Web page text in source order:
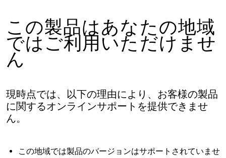
この製品はあなたの地域
ではご利用いただけませ
ん
現時点では、以下の理由により、お客様の製品
に関するオンラインサポートを提供できませ
ん。
この地域では製品のバージョンはサポートされていませ